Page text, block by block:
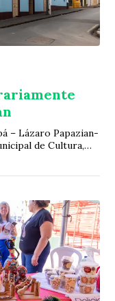
– Lázaro Papazian-
de Cultura,